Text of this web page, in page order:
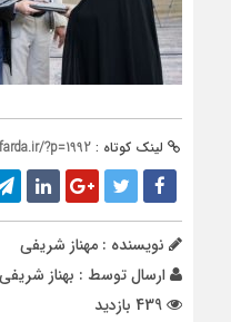
لینک کوتاه : ?p=1992
نویسنده : مهناز شریفی
ارسال توسط : بهناز شریفی